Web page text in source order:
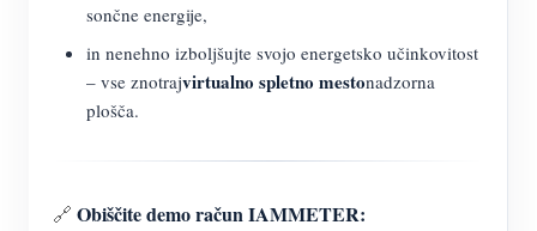
sončne energije,
in nenehno izboljšujte svojo energetsko učinkovitost
– vse znotrajvirtualno spletno mestonadzorna
plošča.
🔗 Obiščite demo račun IAMMETER: